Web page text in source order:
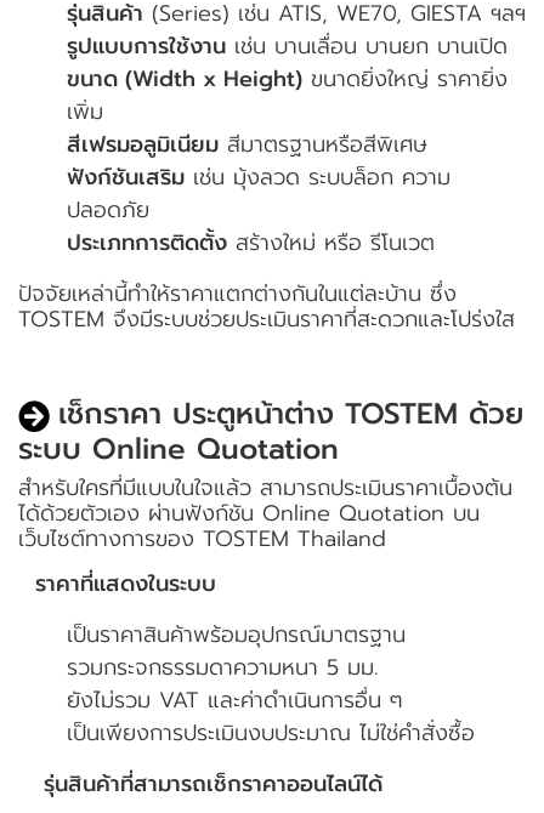
รุ่นสินค้า (Series) เช่น ATIS, WE70, GIESTA ฯลฯ
รูปแบบการใช้งาน เช่น บานเลื่อน บานยก บานเปิด
ขนาด (Width x Height) ขนาดยิ่งใหญ่ ราคายิ่ง
เพิ่ม
สีเฟรมอลูมิเนียม สีมาตรฐานหรือสีพิเศษ
ฟังก์ชันเสริม เช่น มุ้งลวด ระบบล็อก ความ
ปลอดภัย
ประเภทการติดตั้ง สร้างใหม่ หรือ รีโนเวต
ปัจจัยเหล่านี้ทำให้ราคาแตกต่างกันในแต่ละบ้าน ซึ่ง
TOSTEM จึงมีระบบช่วยประเมินราคาที่สะดวกและโปร่งใส
เช็กราคา ประตูหน้าต่าง TOSTEM ด้วย
ระบบ Online Quotation
สำหรับใครที่มีแบบในใจแล้ว สามารถประเมินราคาเบื้องต้น
ได้ด้วยตัวเอง ผ่านฟังก์ชัน Online Quotation บน
เว็บไซต์ทางการของ TOSTEM Thailand
ราคาที่แสดงในระบบ
เป็นราคาสินค้าพร้อมอุปกรณ์มาตรฐาน
รวมกระจกธรรมดาความหนา 5 มม.
ยังไม่รวม VAT และค่าดำเนินการอื่น ๆ
เป็นเพียงการประเมินงบประมาณ ไม่ใช่คำสั่งซื้อ
รุ่นสินค้าที่สามารถเช็กราคาออนไลน์ได้